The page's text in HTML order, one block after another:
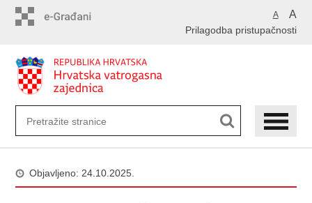
A A
Prilagodba pristupačnosti
Objavljeno: 24.10.2025.